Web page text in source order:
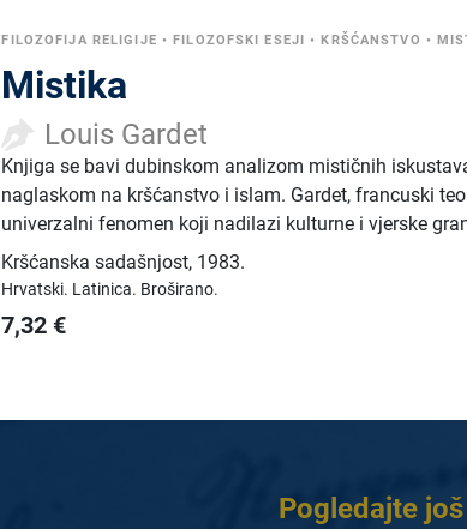
FILOZOFIJA RELIGIJE •FILOZOFSKI ESEJI •KRŠĆANSTVO •
Mistika
Louis Gardet
Knjiga se bavi dubinskom analizom mističnih
naglaskom na kršćanstvo i islam. Gardet, francuski
univerzalni fenomen koji nadilazi kulturne i vjerske
Kršćanska sadašnjost, 1983.
Hrvatski. Latinica. Broširano.
7,32 €
Pogledajte još